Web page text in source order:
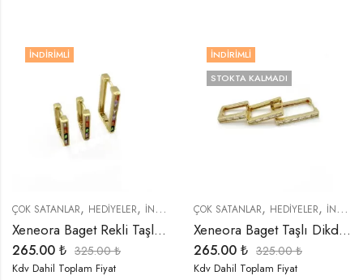
İNDIRIMLI
ÇOK SATANLAR, HEDIYELER, İNDIRIMLI ÜRÜNLER ,KÜPELER,ÖZEL SERİLER ,
Xeneora Baget Rekli Taşlı Dikdörtgen 3’lü Küpe Seti
265.00 ₺ 325.00₺
Kdv Dahil Toplam Fiyat
İNDIRIMLI
STOKTA KALMADI
ÇOK SATANLAR, HEDIYELER, İNDIRIMLI ÜRÜNLER
Xeneora Baget Taşlı Dikdörtgen Gold 3’lü Küpe Seti
265.00 ₺ 325.00₺
Kdv Dahil Toplam Fiyat